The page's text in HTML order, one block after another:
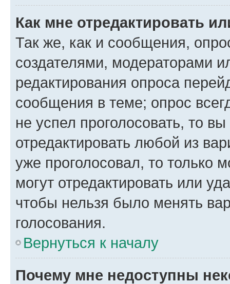
Как мне отредактировать
Так же, как и сообщения,
создателями, модераторами
редактирования опроса
сообщения в теме; опрос
не успел проголосовать, то
отредактировать любой из
уже проголосовал, то только
могут отредактировать или
чтобы нельзя было менять
голосования.
Вернуться к началу
Почему мне недоступны